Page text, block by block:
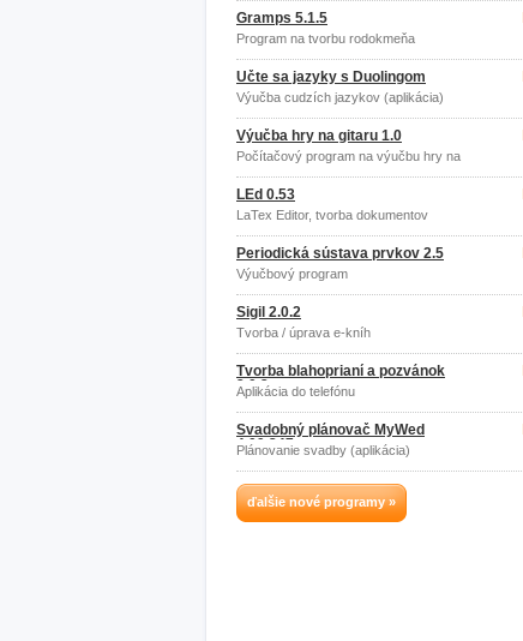
Gramps 5.1.5
Program na tvorbu rodokmeňa
Učte sa jazyky s Duolingom
Výučba cudzích jazykov (aplikácia)
Výučba hry na gitaru 1.0
Počítačový program na výučbu hry na
LEd 0.53
LaTex Editor, tvorba dokumentov
Periodická sústava prvkov 2.5
Výučbový program
Sigil 2.0.2
Tvorba / úprava e-kníh
Tvorba blahoprianí a pozvánok
2.0.2
Aplikácia do telefónu
Svadobný plánovač MyWed
4.09.347
Plánovanie svadby (aplikácia)
ďalšie nové programy »